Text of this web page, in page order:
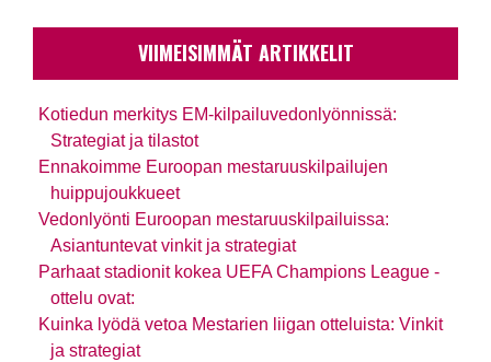
VIIMEISIMMÄT ARTIKKELIT
Kotiedun merkitys EM-kilpailuvedonlyönnissä:
Strategiat ja tilastot
Ennakoimme Euroopan mestaruuskilpailujen
huippujoukkueet
Vedonlyönti Euroopan mestaruuskilpailuissa:
Asiantuntevat vinkit ja strategiat
Parhaat stadionit kokea UEFA Champions League -
ottelu ovat:
Kuinka lyödä vetoa Mestarien liigan otteluista: Vinkit
ja strategiat